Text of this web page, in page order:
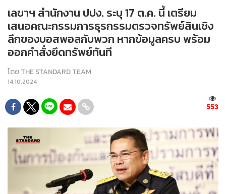
เลขาฯ สำนักงาน ปปง. ระบุ 17 ต.ค. นี้ เตรียม
เสนอคณะกรรมการธุรกรรมตรวจทรัพย์สินเชิง
ลึกของบอสพอลกับพวก หากข้อมูลครบ พร้อม
ออกคำสั่งยึดทรัพย์ทันที
โดย THE STANDARD TEAM
14.10.2024
553